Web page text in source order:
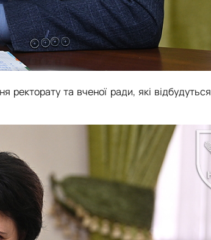
ректорату та вченої ради, які відбудуться